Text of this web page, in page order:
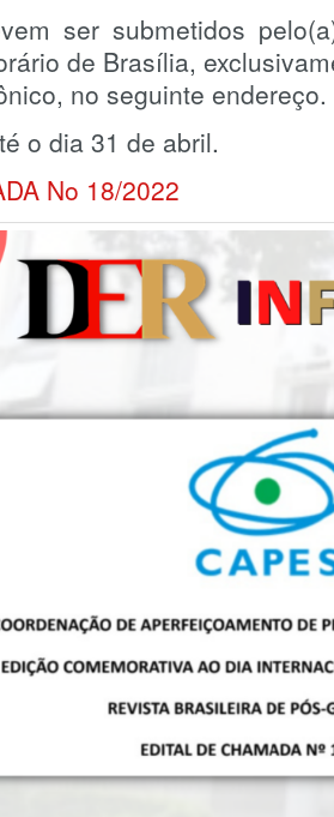
ser submetidos
de Brasília,
no seguinte endereço.
o dia 31 de abril.
No 18/2022